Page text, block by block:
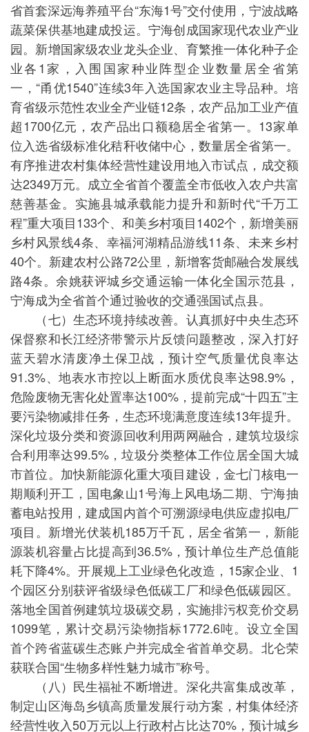
省首套深远海养殖平台“东海1号”交付使用，宁波战略
蔬菜保供基地建成投运。宁海创成国家现代农业产业
园。新增国家级农业龙头企业、育繁推一体化种子企
业各1家，入围国家种业阵型企业数量居全省第
一，“甬优1540”连续3年入选国家农业主导品种。培
育省级示范性农业全产业链12条，农产品加工业产值
超1700亿元，农产品出口额稳居全省第一。13家单
位入选省级标准化秸秆收储中心，数量居全省第一。
有序推进农村集体经营性建设用地入市试点，成交额
达2349万元。成立全省首个覆盖全市低收入农户共富
慈善基金。实施县城承载能力提升和新时代“千万工
程”重大项目133个、和美乡村项目1402个，新增美丽
乡村风景线4条、幸福河湖精品游线11条、未来乡村
40个。新建农村公路72公里，新增客货邮融合发展线
路4条。余姚获评城乡交通运输一体化全国示范县，
宁海成为全省首个通过验收的交通强国试点县。
（七）生态环境持续改善。认真抓好中央生态环
保督察和长江经济带警示片反馈问题整改，深入打好
蓝天碧水清废净土保卫战，预计空气质量优良率达
91.3%、地表水市控以上断面水质优良率达98.9%，
危险废物无害化处置率达100%，提前完成“十四五”主
要污染物减排任务，生态环境满意度连续13年提升。
深化垃圾分类和资源回收利用两网融合，建筑垃圾综
合利用率达99.5%，垃圾分类整体工作位居全国大城
市首位。加快新能源化重大项目建设，金七门核电一
期顺利开工，国电象山1号海上风电场二期、宁海抽
蓄电站投用，建成国内首个可溯源绿电供应虚拟电厂
项目。新增光伏装机185万千瓦，居全省第一，新能
源装机容量占比提高到36.5%，预计单位生产总值能
耗下降4%。开展规上工业绿色化改造，15家企业、1
个园区分别获评省级绿色低碳工厂和绿色低碳园区。
落地全国首例建筑垃圾碳交易，实施排污权竞价交易
1099笔，累计交易污染物指标1772.6吨。设立全国
首个跨省蓝碳生态账户并完成全省首单交易。北仑荣
获联合国“生物多样性魅力城市”称号。
（八）民生福祉不断增进。深化共富集成改革，
制定山区海岛乡镇高质量发展行动方案，村集体经济
经营性收入50万元以上行政村占比达70%，预计城乡